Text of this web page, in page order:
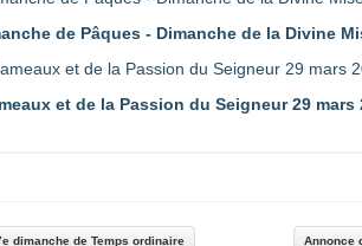
de Pâques - Dimanche de la Divine
et de la Passion du Seigneur 29 mars
dimanche de Temps ordinaire Annonce